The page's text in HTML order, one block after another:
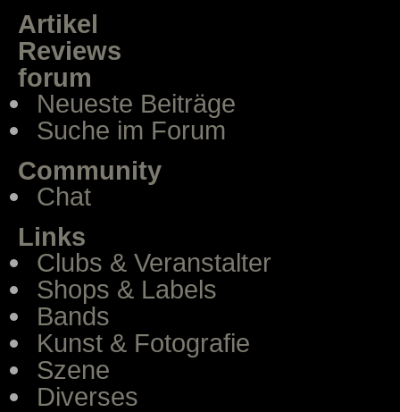
Artikel
Reviews
forum
Neueste Beiträge
Suche im Forum
Community
Chat
Links
Clubs & Veranstalter
Shops & Labels
Bands
Kunst & Fotografie
Szene
Diverses